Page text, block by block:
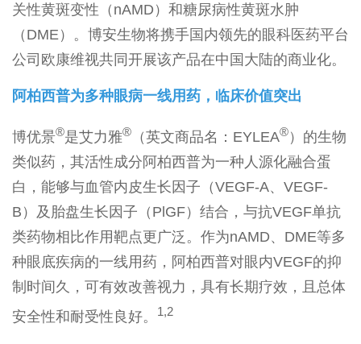
关性黄斑变性（nAMD）和糖尿病性黄斑水肿
（DME）。博安生物将携手国内领先的眼科医药平台
公司欧康维视共同开展该产品在中国大陆的商业化。
阿柏西普为多种眼病一线用药，临床价值突出
博优景®是艾力雅® （英文商品名：EYLEA®）的生物
类似药，其活性成分阿柏西普为一种人源化融合蛋
白，能够与血管内皮生长因子（VEGF-A、VEGF-
B）及胎盘生长因子（PlGF）结合，与抗VEGF单抗
类药物相比作用靶点更广泛。作为nAMD、DME等多
种眼底疾病的一线用药，阿柏西普对眼内VEGF的抑
制时间久，可有效改善视力，具有长期疗效，且总体
安全性和耐受性良好。
1,2